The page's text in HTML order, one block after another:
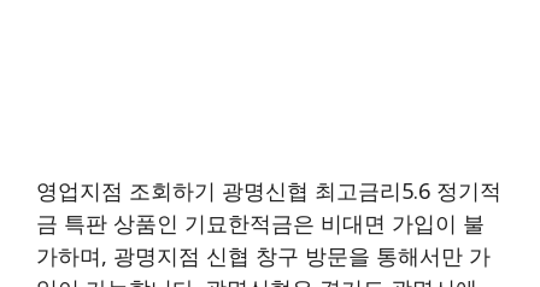
영업지점 조회하기 광명신협 최고금리5.6 정기적
금 특판 상품인 기묘한적금은 비대면 가입이 불
가하며, 광명지점 신협 창구 방문을 통해서만 가